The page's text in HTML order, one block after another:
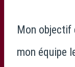
Mon objectif
mon équipe